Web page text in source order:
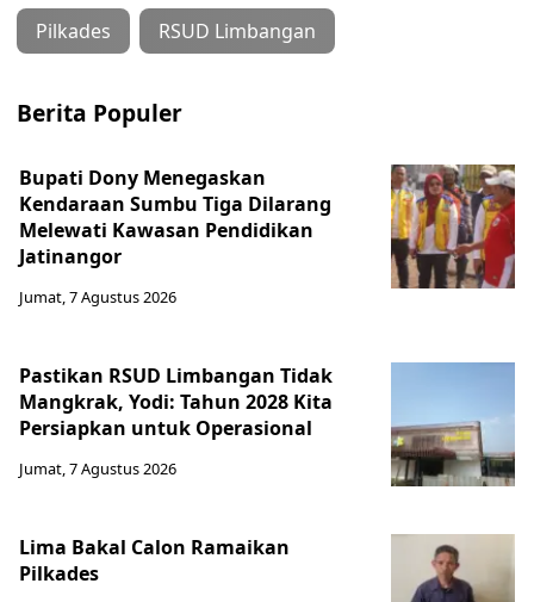
Pilkades RSUD Limbangan
Berita Populer
Bupati Dony Menegaskan
Kendaraan Sumbu Tiga Dilarang
Melewati Kawasan Pendidikan
Jatinangor
Jumat, 7 Agustus 2026
Pastikan RSUD Limbangan Tidak
Mangkrak, Yodi: Tahun 2028 Kita
Persiapkan untuk Operasional
Jumat, 7 Agustus 2026
Lima Bakal Calon Ramaikan
Pilkades